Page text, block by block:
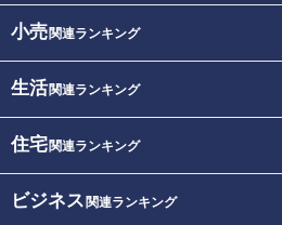
小売関連ランキング
生活関連ランキング
住宅関連ランキング
ビジネス 関連ランキング